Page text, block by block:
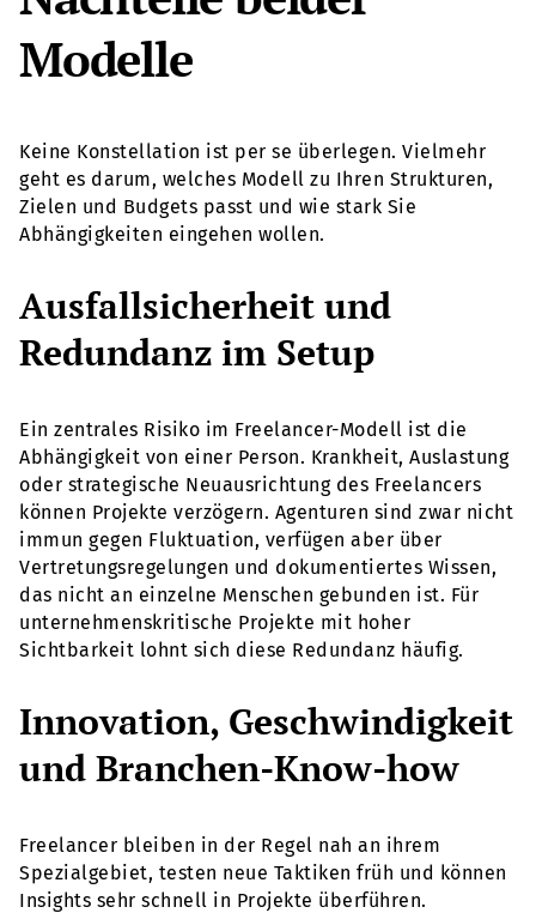
Modelle
Keine Konstellation ist per se überlegen. Vielmehr
geht es darum, welches Modell zu Ihren Strukturen,
Zielen und Budgets passt und wie stark Sie
Abhängigkeiten eingehen wollen.
Ausfallsicherheit und
Redundanz im Setup
Ein zentrales Risiko im Freelancer-Modell ist die
Abhängigkeit von einer Person. Krankheit, Auslastung
oder strategische Neuausrichtung des Freelancers
können Projekte verzögern. Agenturen sind zwar nicht
immun gegen Fluktuation, verfügen aber über
Vertretungsregelungen und dokumentiertes Wissen,
das nicht an einzelne Menschen gebunden ist. Für
unternehmenskritische Projekte mit hoher
Sichtbarkeit lohnt sich diese Redundanz häufig.
Innovation, Geschwindigkeit
und Branchen-Know-how
Freelancer bleiben in der Regel nah an ihrem
Spezialgebiet, testen neue Taktiken früh und können
Insights sehr schnell in Projekte überführen.